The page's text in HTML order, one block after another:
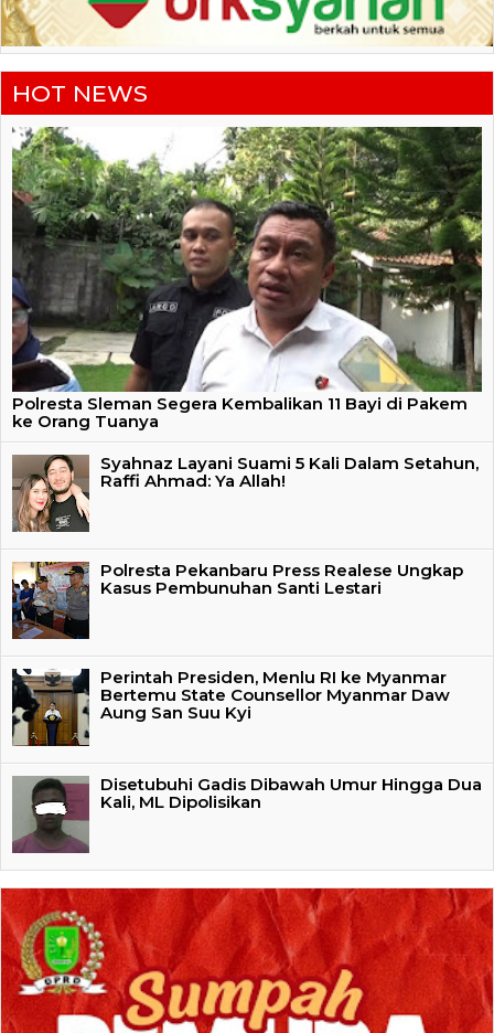
HOT NEWS
Polresta Sleman Segera Kembalikan 11 Bayi di Pakem
ke Orang Tuanya
Syahnaz Layani Suami 5 Kali Dalam Setahun,
Raffi Ahmad: Ya Allah!
Polresta Pekanbaru Press Realese Ungkap
Kasus Pembunuhan Santi Lestari
Perintah Presiden, Menlu RI ke Myanmar
Bertemu State Counsellor Myanmar Daw
Aung San Suu Kyi
Disetubuhi Gadis Dibawah Umur Hingga Dua
Kali, ML Dipolisikan